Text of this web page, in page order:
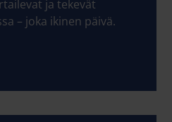
ja tekevät
– joka ikinen päivä.